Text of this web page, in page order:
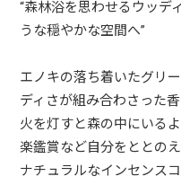
“森林浴を思わせるウッデ
うな穏やかな空間へ”
エノキの落ち着いたグリ
ディさが組み合わさった香
火を灯すと森の中にいる
楽鑑賞など自分をととの
ナチュラルなインセンス